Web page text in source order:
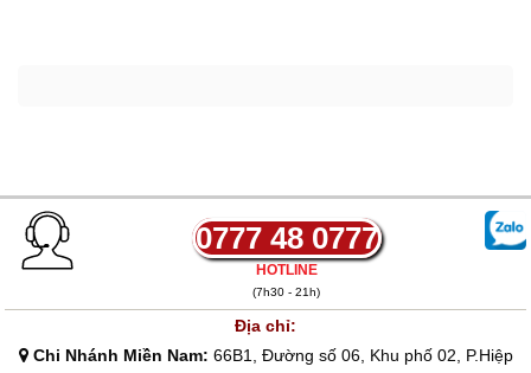
0777 48 0777
HOTLINE
(7h30 - 21h)
Địa chỉ:
Chi Nhánh Miền Nam: 66B1, Đường số 06, Khu phố 02, P.Hiệp